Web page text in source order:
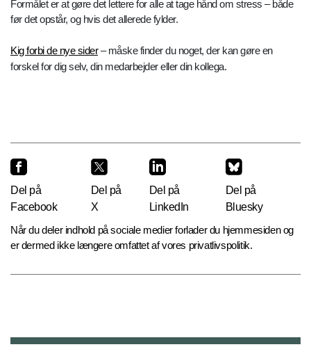
Formålet er at gøre det lettere for alle at tage hånd om stress – både
før det opstår, og hvis det allerede fylder.
Kig forbi de nye sider– måske finder du noget, der kan gøre en
forskel for dig selv, din medarbejder eller din kollega.
Del på
Facebook
Del på
X
Del på
LinkedIn
Del på
Bluesky
Når du deler indhold på sociale medier forlader du hjemmesiden og
er dermed ikke længere omfattet af vores privatlivspolitik.